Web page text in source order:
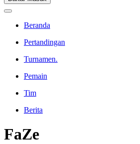
Beranda
Pertandingan
Turnamen.
Pemain
Tim
Berita
FaZe